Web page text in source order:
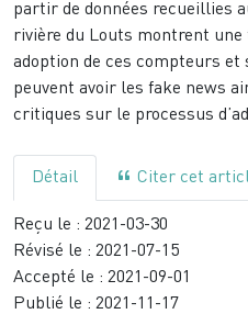
partir de données recueillies
rivière du Louts montrent une
adoption de ces compteurs et
peuvent avoir les fake news
critiques sur le processus
Détail Citer cet
Reçu le : 2021-03-30
Révisé le : 2021-07-15
Accepté le : 2021-09-01
Publié le : 2021-11-17